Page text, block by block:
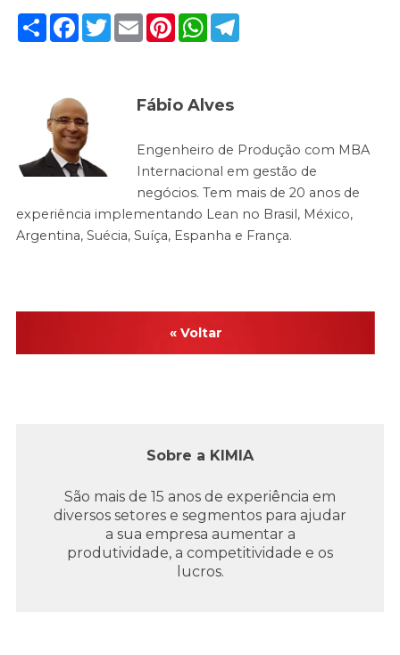
ShareFacebook
TwitterEmailPinterestWhatsApp
Telegram
Fábio Alves
Engenheiro de Produção com MBA
Internacional em gestão de
negócios. Tem mais de 20 anos de
experiência implementando Lean no Brasil, México,
Argentina, Suécia, Suíça, Espanha e França.
« Voltar
Sobre a KIMIA
São mais de 15 anos de experiência em
diversos setores e segmentos para ajudar
a sua empresa aumentar a
produtividade, a competitividade e os
lucros.